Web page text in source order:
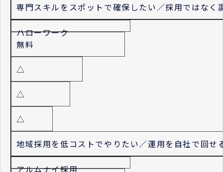
専門スキルをスポットで確保したい／採用ではなく
ハローワーク
無料
△
△
△
地域採用を低コストでやりたい／運用を自社で回せ
アルムナイ採用